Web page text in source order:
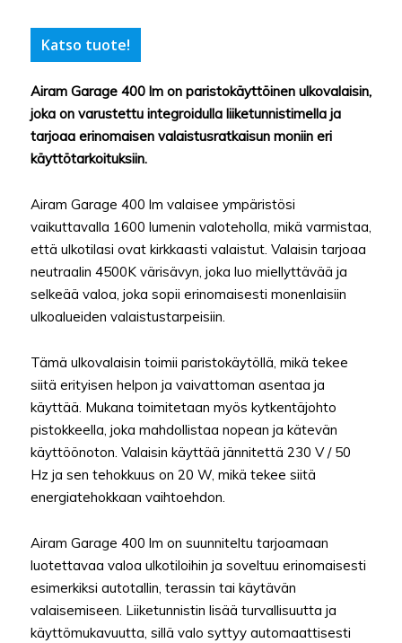
Katso tuote!
Airam Garage 400 lm on paristokäyttöinen ulkovalaisin,
joka on varustettu integroidulla liiketunnistimella ja
tarjoaa erinomaisen valaistusratkaisun moniin eri
käyttötarkoituksiin.
Airam Garage 400 lm valaisee ympäristösi
vaikuttavalla 1600 lumenin valoteholla, mikä varmistaa,
että ulkotilasi ovat kirkkaasti valaistut. Valaisin tarjoaa
neutraalin 4500K värisävyn, joka luo miellyttävää ja
selkeää valoa, joka sopii erinomaisesti monenlaisiin
ulkoalueiden valaistustarpeisiin.
Tämä ulkovalaisin toimii paristokäytöllä, mikä tekee
siitä erityisen helpon ja vaivattoman asentaa ja
käyttää. Mukana toimitetaan myös kytkentäjohto
pistokkeella, joka mahdollistaa nopean ja kätevän
käyttöönoton. Valaisin käyttää jännitettä 230 V / 50
Hz ja sen tehokkuus on 20 W, mikä tekee siitä
energiatehokkaan vaihtoehdon.
Airam Garage 400 lm on suunniteltu tarjoamaan
luotettavaa valoa ulkotiloihin ja soveltuu erinomaisesti
esimerkiksi autotallin, terassin tai käytävän
valaisemiseen. Liiketunnistin lisää turvallisuutta ja
käyttömukavuutta, sillä valo syttyy automaattisesti